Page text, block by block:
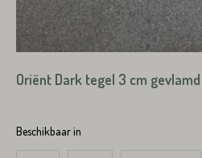
Oriënt Dark tegel 3 cm gevlamd
Beschikbaar in